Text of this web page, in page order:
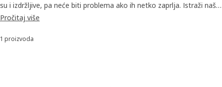
su i izdržljive, pa neće biti problema ako ih netko zaprlja. Istraži naše
opcije navlaka dostupne u različitim bojama i tkaninama te
testiramo svoje tkanine da bi podnijele svakodnevnu upotrebu u
Pročitaj više
Sortiraj i filtriraj
1 proizvoda